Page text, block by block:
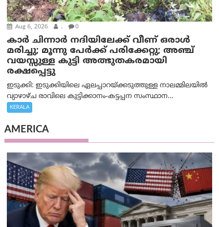
Aug 6, 2026 . 0
കാര്‍ ചിന്നാര്‍ നദിയിലേക്ക് വീണ് ഒരാള്‍
മരിച്ചു; മൂന്നു പേര്‍ക്ക് പരിക്കേറ്റു; അഞ്ച്
വയസ്സുള്ള കുട്ടി അത്ഭുതകരമായി
രക്ഷപ്പെട്ടു
ഇടുക്കി: ഇടുക്കിയിലെ ഏലപ്പാറയ്ക്കടുത്തുള്ള നാലമ്മിലയിൽ
വ്യാഴാഴ്ച രാവിലെ കുട്ടിക്കാനം-കട്ടപ്പന സംസ്ഥാന...
KERALA
AMERICA